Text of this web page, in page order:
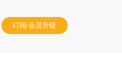
订阅/会员升级